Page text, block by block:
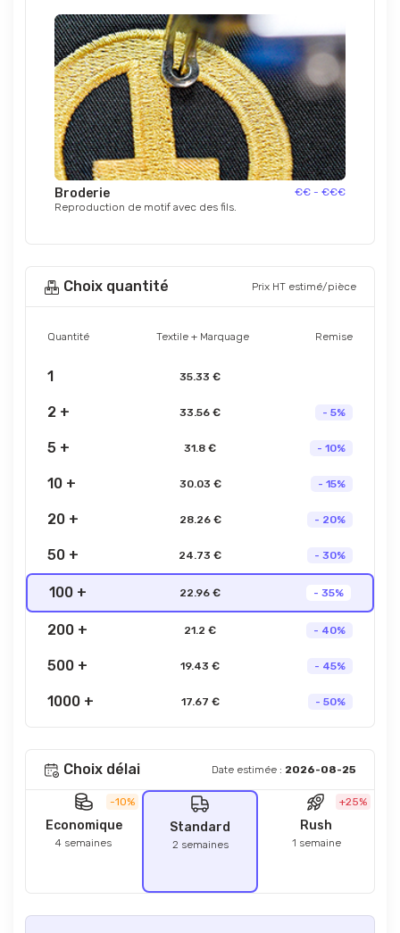
Broderie
€€ - €€€
Reproduction de motif avec des fils.
Choix quantité Prix HT estimé/pièce
Quantité Textile + Marquage Remise
1 35.33 €
2 + 33.56 € - 5%
5 + 31.8 € - 10%
10 + 30.03 € - 15%
20 + 28.26 € - 20%
50 + 24.73 € - 30%
100 + 22.96 € - 35%
200 + 21.2 € - 40%
500 + 19.43 € - 45%
1000 + 17.67 € - 50%
Choix délai Date estimée : 2026-08-25
-10%
Economique
4 semaines
Standard
2 semaines
+25%
Rush
1 semaine